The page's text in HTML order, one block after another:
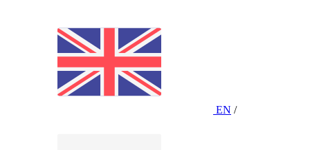
EN /